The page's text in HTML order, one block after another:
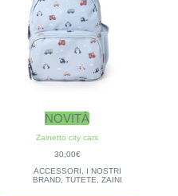
NOVITÀ
Zainetto city cars
30,00€
ACCESSORI
I NOSTRI
BRAND, TUTETE ZAINI